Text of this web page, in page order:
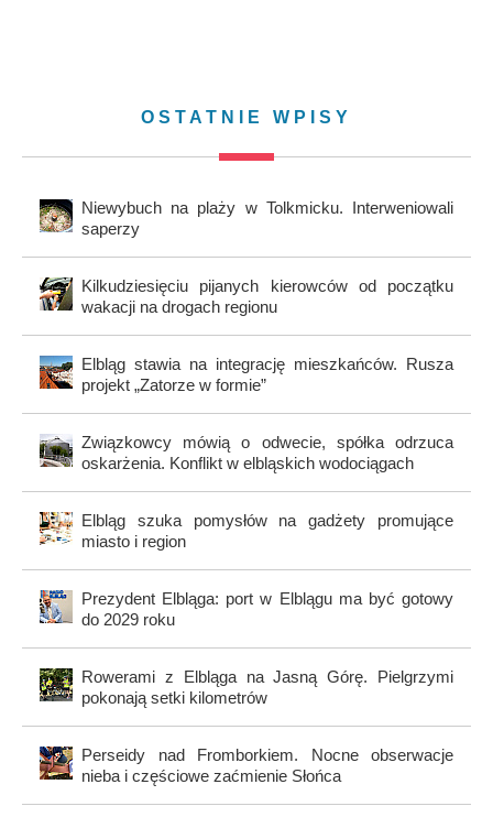
OSTATNIE WPISY
Niewybuch na plaży w Tolkmicku. Interweniowali
saperzy
Kilkudziesięciu pijanych kierowców od początku
wakacji na drogach regionu
Elbląg stawia na integrację mieszkańców. Rusza
projekt „Zatorze w formie”
Związkowcy mówią o odwecie, spółka odrzuca
oskarżenia. Konflikt w elbląskich wodociągach
Elbląg szuka pomysłów na gadżety promujące
miasto i region
Prezydent Elbląga: port w Elblągu ma być gotowy
do 2029 roku
Rowerami z Elbląga na Jasną Górę. Pielgrzymi
pokonają setki kilometrów
Perseidy nad Fromborkiem. Nocne obserwacje
nieba i częściowe zaćmienie Słońca